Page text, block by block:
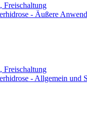
Freischaltung
- Äußere
Freischaltung
- Allgemein und